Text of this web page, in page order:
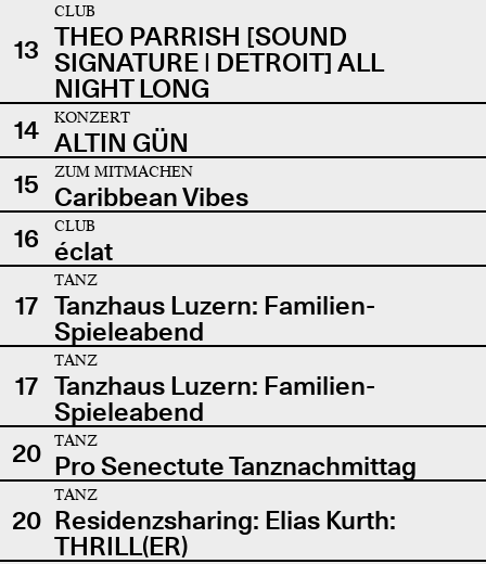
13
CLUB
THEO PARRISH [SOUND
SIGNATURE | DETROIT] ALL
NIGHT LONG
14
KONZERT
ALTIN GÜN
15
ZUM MITMACHEN
Caribbean Vibes
16
CLUB
éclat
17
TANZ
Tanzhaus Luzern: Familien-
Spieleabend
17
TANZ
Tanzhaus Luzern: Familien-
Spieleabend
20
TANZ
Pro Senectute Tanznachmittag
20
TANZ
Residenzsharing: Elias Kurth:
THRILL(ER)